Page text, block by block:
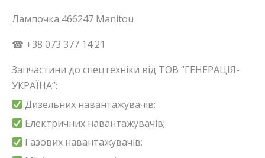
Лампочка 466247 Manitou
☎ +38 073 377 14 21
Запчастини до спецтехніки від ТОВ “ГЕНЕРАЦІЯ-
УКРАЇНА”:
Дизельних навантажувачів;
Електричних навантажувачів;
Газових навантажувачів;